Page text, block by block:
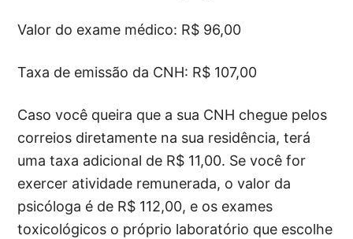
Valor do exame médico: R$ 96,00
Taxa de emissão da CNH: R$ 107,00
Caso você queira que a sua CNH chegue pelos
correios diretamente na sua residência, terá
uma taxa adicional de R$ 11,00. Se você for
exercer atividade remunerada, o valor da
psicóloga é de R$ 112,00, e os exames
toxicológicos o próprio laboratório que escolhe